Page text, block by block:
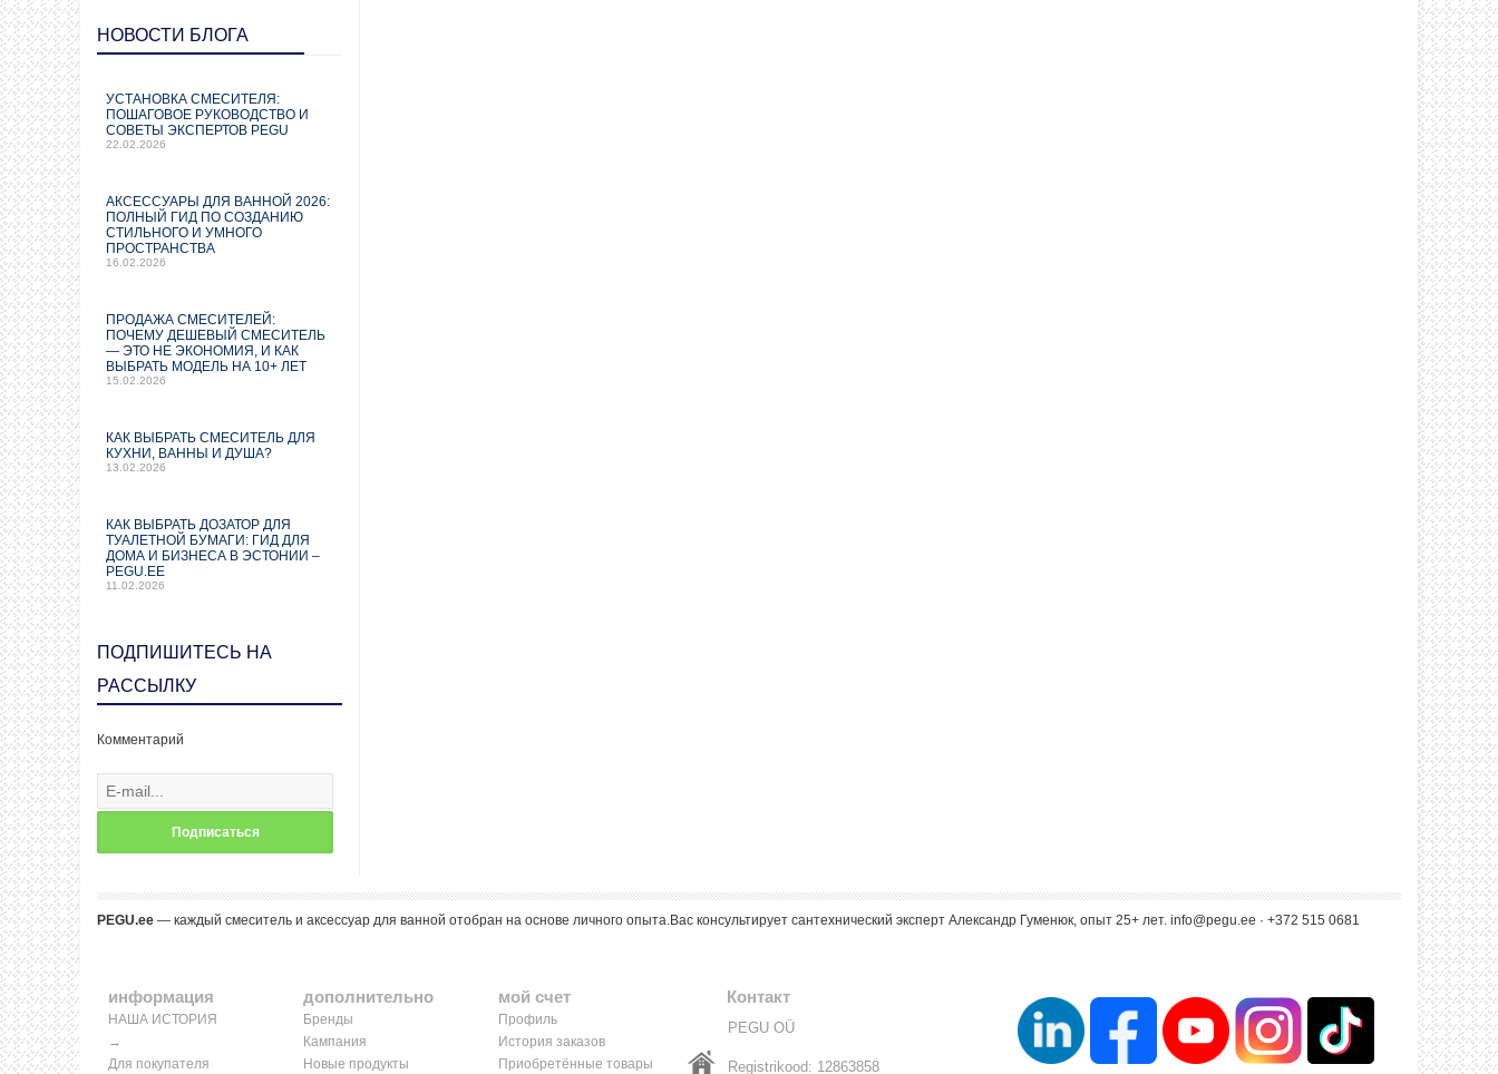
НОВОСТИ БЛОГА
УСТАНОВКА СМЕСИТЕЛЯ:
ПОШАГОВОЕ РУКОВОДСТВО И
СОВЕТЫ ЭКСПЕРТОВ PEGU
22.02.2026
АКСЕССУАРЫ ДЛЯ ВАННОЙ 2026:
ПОЛНЫЙ ГИД ПО СОЗДАНИЮ
СТИЛЬНОГО И УМНОГО
ПРОСТРАНСТВА
16.02.2026
ПРОДАЖА СМЕСИТЕЛЕЙ:
ПОЧЕМУ ДЕШЕВЫЙ СМЕСИТЕЛЬ
— ЭТО НЕ ЭКОНОМИЯ, И КАК
ВЫБРАТЬ МОДЕЛЬ НА 10+ ЛЕТ
15.02.2026
КАК ВЫБРАТЬ СМЕСИТЕЛЬ ДЛЯ
КУХНИ, ВАННЫ И ДУША?
13.02.2026
КАК ВЫБРАТЬ ДОЗАТОР ДЛЯ
ТУАЛЕТНОЙ БУМАГИ: ГИД ДЛЯ
ДОМА И БИЗНЕСА В ЭСТОНИИ –
PEGU.EE
11.02.2026
ПОДПИШИТЕСЬ НА
РАССЫЛКУ
Комментарий
Подписаться
PEGU.ee — каждый смеситель и аксессуар для ванной отобран на основе личного опыта.Вас консультирует сантехнический эксперт Александр Гуменюк, опыт 25+ лет. info@pegu.ee · +372 515 0681
информация
НАША ИСТОРИЯ
→
Для покупателя
дополнительно
Бренды
Кампания
Новые продукты
мой счет
Профиль
История заказов
Приобретённые товары
Контакт
PEGU OÜ
Registrikood: 12863858